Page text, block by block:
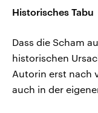
Historisches Tabu
Dass die Scham
historischen
Autorin erst nach
auch in der